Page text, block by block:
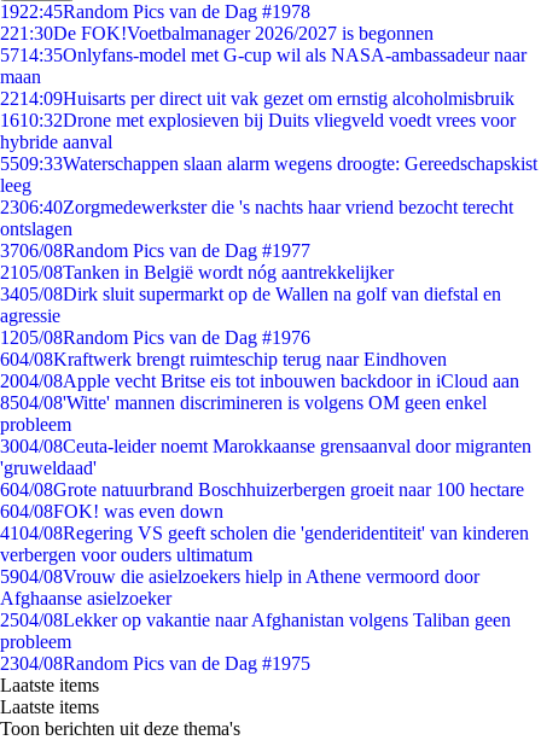
1922:45Random Pics van de Dag #1978
221:30De FOK!Voetbalmanager 2026/2027 is begonnen
5714:35Onlyfans-model met G-cup wil als NASA-ambassadeur naar
maan
2214:09Huisarts per direct uit vak gezet om ernstig alcoholmisbruik
1610:32Drone met explosieven bij Duits vliegveld voedt vrees voor
hybride aanval
5509:33Waterschappen slaan alarm wegens droogte: Gereedschapskist
leeg
2306:40Zorgmedewerkster die 's nachts haar vriend bezocht terecht
ontslagen
3706/08Random Pics van de Dag #1977
2105/08Tanken in België wordt nóg aantrekkelijker
3405/08Dirk sluit supermarkt op de Wallen na golf van diefstal en
agressie
1205/08Random Pics van de Dag #1976
604/08Kraftwerk brengt ruimteschip terug naar Eindhoven
2004/08Apple vecht Britse eis tot inbouwen backdoor in iCloud aan
8504/08'Witte' mannen discrimineren is volgens OM geen enkel
probleem
3004/08Ceuta-leider noemt Marokkaanse grensaanval door migranten
'gruweldaad'
604/08Grote natuurbrand Boschhuizerbergen groeit naar 100 hectare
604/08FOK! was even down
4104/08Regering VS geeft scholen die 'genderidentiteit' van kinderen
verbergen voor ouders ultimatum
5904/08Vrouw die asielzoekers hielp in Athene vermoord door
Afghaanse asielzoeker
2504/08Lekker op vakantie naar Afghanistan volgens Taliban geen
probleem
2304/08Random Pics van de Dag #1975
Laatste items
Laatste items
Toon berichten uit deze thema's